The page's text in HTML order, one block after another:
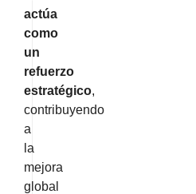
actúa
como
un
refuerzo
estratégico,
contribuyendo
a
la
mejora
global